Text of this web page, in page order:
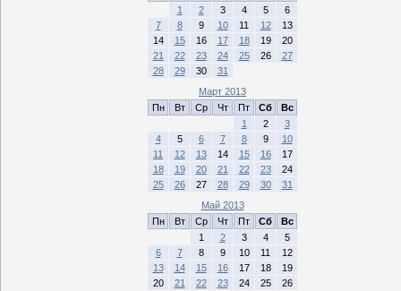
1
2 3 4 5
6
7
8 9 10 11 12
13
14
15 16 17 18 19
20
21
22 23 24 25 26
27
28
29 30
31
Март 2013
Пн
Вт Ср Чт Пт Сб
Вс
1
2
3
4
5 6 7 8 9
10
11
12 13 14 15 16
17
18
19 20 21 22 23
24
25
26 27 28 29 30
31
Май 2013
Пн
Вт Ср Чт Пт Сб
Вс
1
2 3 4
5
6
7 8 9 10 11
12
13
14 15 16 17 18
19
20
21 22 23 24 25
26